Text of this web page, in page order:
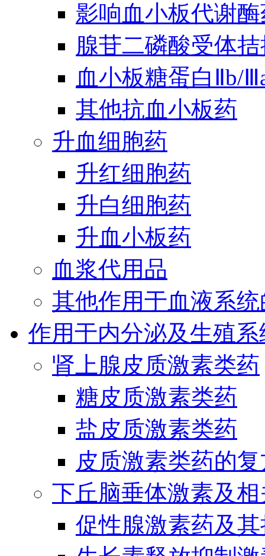
影响血小板代谢
腺苷二磷酸受体
血小板糖蛋白Ⅱb/
其他抗血小板药
升血细胞药
升红细胞药
升白细胞药
升血小板药
血浆代用品
其他作用于血液系
作用于内分泌及生殖
肾上腺皮质激素类药
糖皮质激素类药
盐皮质激素类药
皮质激素类药的
下丘脑垂体激素及
促性腺激素药及